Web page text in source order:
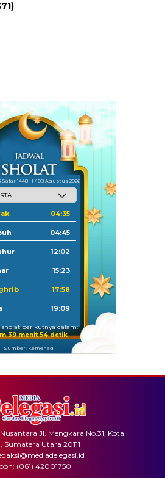
Safar 1448 H / 08 Agustus 2026
04:35
04:45
12:02
15:23
17:58
19:09
berikutnya dalam:
39 menit 54 detik
Sumber: Kemenag
Jl. Mengkara No.31, Kota
Sumatera Utara 20111
(061) 42001750